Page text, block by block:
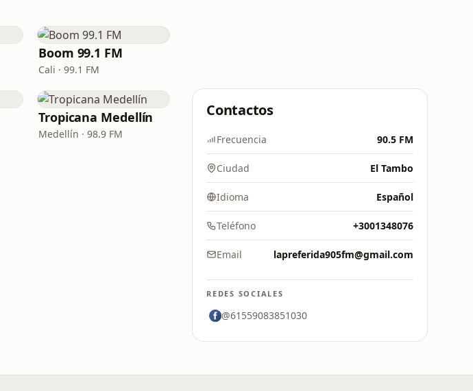
Boom 99.1 FM
Cali · 99.1 FM
Tropicana Medellín
Medellín · 98.9 FM
Contactos
Frecuencia 90.5 FM
Ciudad El Tambo
Idioma Español
Teléfono +3001348076
Email lapreferida905fm@gmail.com
REDES SOCIALES
@61559083851030